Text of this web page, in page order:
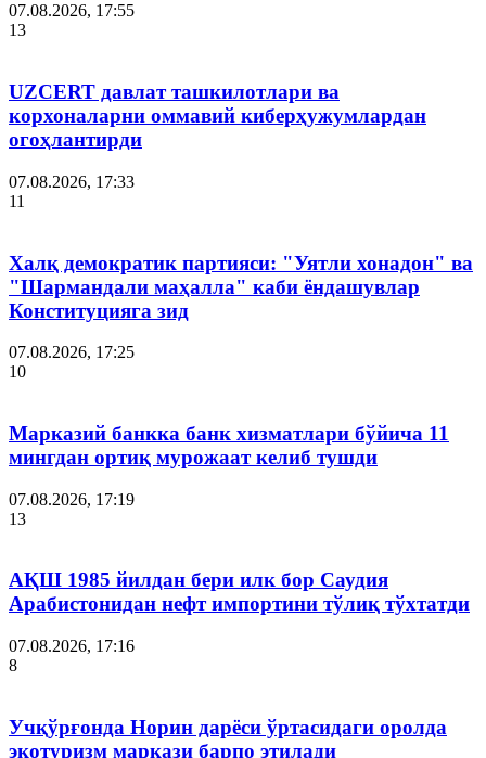
07.08.2026, 17:55
13
UZCERT давлат ташкилотлари ва
корхоналарни оммавий киберҳужумлардан
огоҳлантирди
07.08.2026, 17:33
11
Халқ демократик партияси: "Уятли хонадон" ва
"Шармандали маҳалла" каби ёндашувлар
Конституцияга зид
07.08.2026, 17:25
10
Марказий банкка банк хизматлари бўйича 11
мингдан ортиқ мурожаат келиб тушди
07.08.2026, 17:19
13
АҚШ 1985 йилдан бери илк бор Саудия
Арабистонидан нефт импортини тўлиқ тўхтатди
07.08.2026, 17:16
8
Учқўрғонда Норин дарёси ўртасидаги оролда
экотуризм маркази барпо этилади